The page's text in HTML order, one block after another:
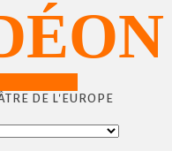
DE L'EUROPE